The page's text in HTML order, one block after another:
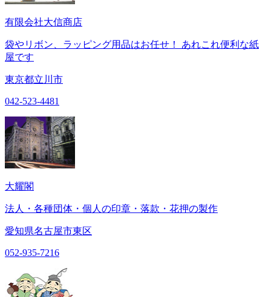
有限会社大信商店
袋やリボン、ラッピング用品はお任せ！ あれこれ便利な紙
屋です
東京都立川市
042-523-4481
大耀閣
法人・各種団体・個人の印章・落款・花押の製作
愛知県名古屋市東区
052-935-7216